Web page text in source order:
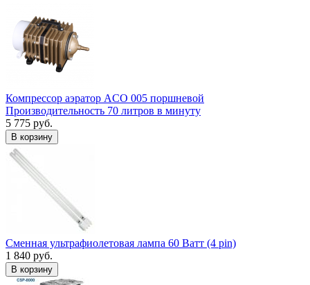
Компрессор аэратор ACO 005 поршневой
Производительность 70 литров в минуту
5 775 руб.
В корзину
Сменная ультрафиолетовая лампа 60 Ватт (4 pin)
1 840 руб.
В корзину